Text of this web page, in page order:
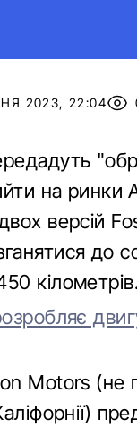
2023, 22:04
на ринки
версій
до
Motors (не